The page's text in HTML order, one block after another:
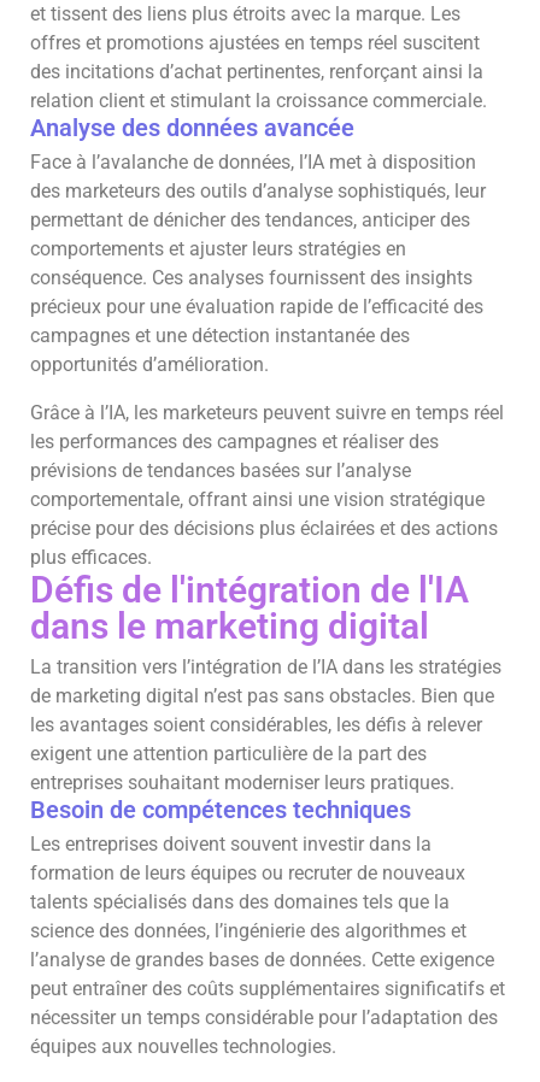
et tissent des liens plus étroits avec la marque. Les
offres et promotions ajustées en temps réel suscitent
des incitations d’achat pertinentes, renforçant ainsi la
relation client et stimulant la croissance commerciale.
Analyse des données avancée
Face à l’avalanche de données, l’IA met à disposition
des marketeurs des outils d’analyse sophistiqués, leur
permettant de dénicher des tendances, anticiper des
comportements et ajuster leurs stratégies en
conséquence. Ces analyses fournissent des insights
précieux pour une évaluation rapide de l’efficacité des
campagnes et une détection instantanée des
opportunités d’amélioration.
Grâce à l’IA, les marketeurs peuvent suivre en temps réel
les performances des campagnes et réaliser des
prévisions de tendances basées sur l’analyse
comportementale, offrant ainsi une vision stratégique
précise pour des décisions plus éclairées et des actions
plus efficaces.
Défis de l'intégration de l'IA
dans le marketing digital
La transition vers l’intégration de l’IA dans les stratégies
de marketing digital n’est pas sans obstacles. Bien que
les avantages soient considérables, les défis à relever
exigent une attention particulière de la part des
entreprises souhaitant moderniser leurs pratiques.
Besoin de compétences techniques
Les entreprises doivent souvent investir dans la
formation de leurs équipes ou recruter de nouveaux
talents spécialisés dans des domaines tels que la
science des données, l’ingénierie des algorithmes et
l’analyse de grandes bases de données. Cette exigence
peut entraîner des coûts supplémentaires significatifs et
nécessiter un temps considérable pour l’adaptation des
équipes aux nouvelles technologies.